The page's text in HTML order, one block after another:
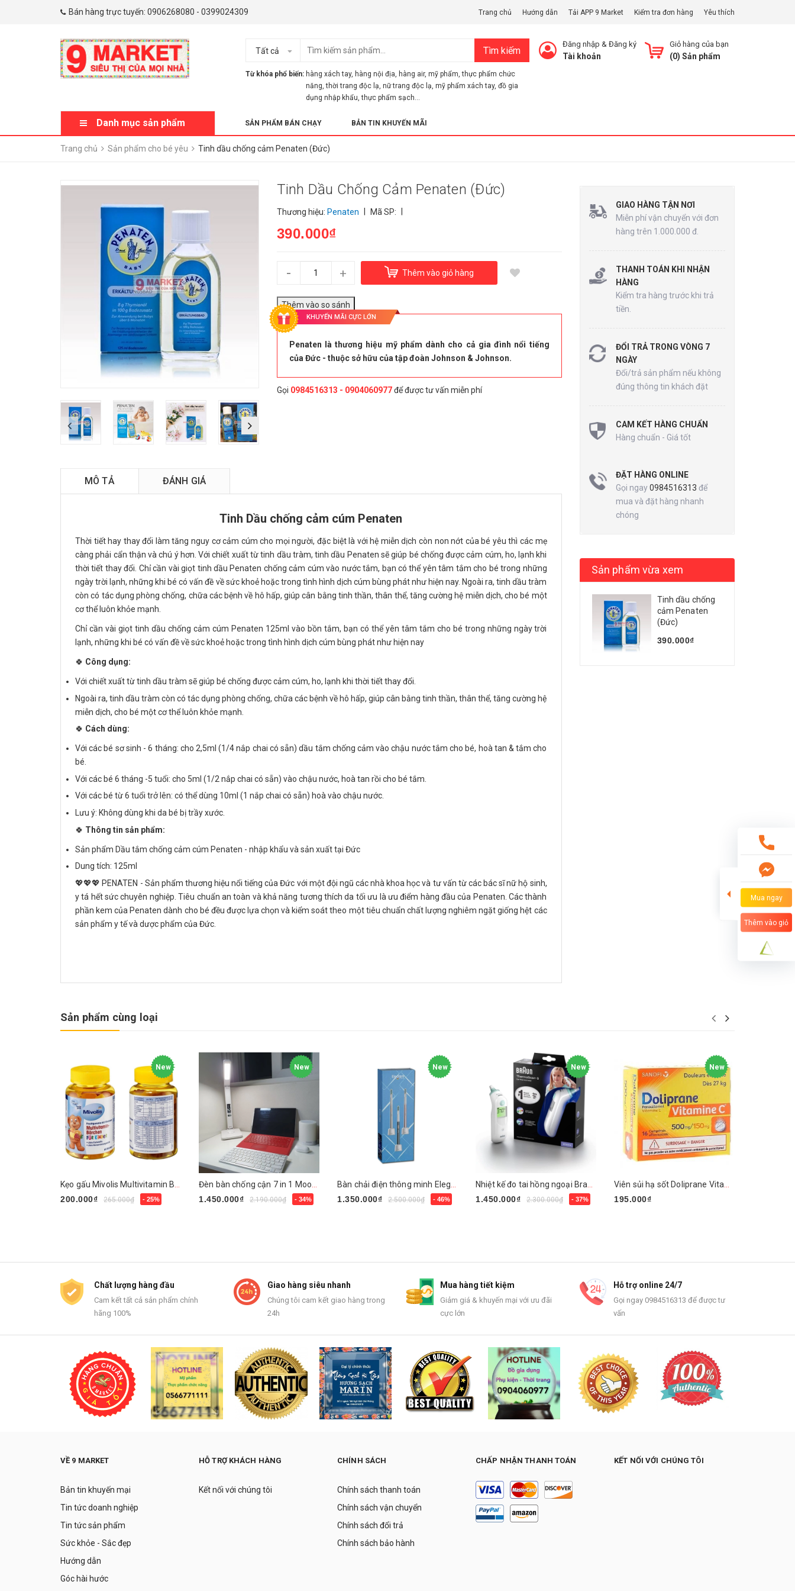
Bán hàng trực tuyến: 0906268080 - 0399024309 Trang chủ Hướng dẫn Tải APP 9 Market Kiểm tra đơn hàng Yêu thích
Tất cả Tìm kiếm
Từ khóa phổ biến: hàng xách tay, hàng nội địa, hàng air, mỹ phẩm,thực phẩm chức
năng,thời trang độc lạ, nữ trang độc lạ, mỹ phẩm xách tay, đồ gia
dụng nhập khẩu,thực phẩm sạch...
Giỏ hàng của bạn
(0) Sản phẩm
Đăng nhập & Đăng ký
Tài khoản
Danh mục sản phẩm SẢN PHẨM BÁN CHẠY BẢN TIN KHUYẾN MÃI
Trang chủ Sản phẩm cho bé yêu Tinh dầu chống cảm Penaten (Đức)
Tinh Dầu Chống Cảm Penaten (Đức)
Thương hiệu: Penaten Mã SP:
390.000₫
- + Thêm vào giỏ hàng
KHUYẾN MÃI CỰC LỚN
Penaten là thương hiệu mỹ phẩm dành cho cả gia đình nổi tiếng
của Đức - thuộc sở hữu của tập đoàn Johnson & Johnson.
Gọi 0984516313 - 0904060977để được tư vấn miễn phí
MÔ TẢ ĐÁNH GIÁ
Tinh Dầu chống cảm cúm Penaten
Thời tiết hay thay đổi làm tăng nguy cơ cảm cúm cho mọi người, đặc biệt là với hệ miễn dịch còn non nớt của bé yêu thì các mẹ
càng phải cẩn thận và chú ý hơn. Với chiết xuất từ tinh dầu tràm, tinh dầu Penaten sẽ giúp bé chống được cảm cúm, ho, lạnh khi
thời tiết thay đổi. Chỉ cần vài giọt tinh dầu Penaten chống cảm cúm vào nước tắm, bạn có thể yên tâm tắm cho bé trong những
ngày trời lạnh, những khi bé có vấn đề về sức khoẻ hoặc trong tình hình dịch cúm bùng phát như hiện nay. Ngoài ra, tinh dầu tràm
còn có tác dụng phòng chống, chữa các bệnh về hô hấp, giúp cân bằng tinh thần, thân thể, tăng cường hệ miễn dịch, cho bé một
cơ thể luôn khỏe mạnh.
Chỉ cần vài giọt tinh dầu chống cảm cúm Penaten 125ml vào bồn tắm, bạn có thể yên tâm tắm cho bé trong những ngày trời
lạnh, những khi bé có vấn đề về sức khoẻ hoặc trong tình hình dịch cúm bùng phát như hiện nay
🍀 Công dụng:
Với chiết xuất từ tinh dầu tràm sẽ giúp bé chống được cảm cúm, ho, lạnh khi thời tiết thay đổi.
Ngoài ra, tinh dầu tràm còn có tác dụng phòng chống, chữa các bệnh về hô hấp, giúp cân bằng tinh thần, thân thể, tăng cường hệ
miễn dịch, cho bé một cơ thể luôn khỏe mạnh.
🍀 Cách dùng:
Với các bé sơ sinh - 6 tháng: cho 2,5ml (1/4 nắp chai có sẵn) dầu tắm chống cảm vào chậu nước tắm cho bé, hoà tan & tắm cho
bé.
Với các bé 6 tháng -5 tuổi: cho 5ml (1/2 nắp chai có sẵn) vào chậu nước, hoà tan rồi cho bé tắm.
Với các bé từ 6 tuổi trở lên: có thể dùng 10ml (1 nắp chai có sẵn) hoà vào chậu nước.
Lưu ý: Không dùng khi da bé bị trầy xước.
🍀 Thông tin sản phẩm:
Sản phẩm Dầu tắm chống cảm cúm Penaten - nhập khẩu và sản xuất tại Đức
Dung tích: 125ml
💖💖💖 PENATEN - Sản phẩm thương hiệu nổi tiếng của Đức với một đội ngũ các nhà khoa học và tư vấn từ các bác sĩ nữ hộ sinh,
y tá hết sức chuyên nghiệp. Tiêu chuẩn an toàn và khả năng tương thích da tối ưu là ưu điểm hàng đầu của Penaten. Các thành
phần kem của Penaten dành cho bé đều được lựa chọn và kiểm soát theo một tiêu chuẩn chất lượng nghiêm ngặt giống hệt các
sản phẩm y tế và dược phẩm của Đức.
GIAO HÀNG TẬN NƠI
Miễn phí vận chuyển với đơn
hàng trên 1.000.000 đ.
THANH TOÁN KHI NHẬN
HÀNG
Kiểm tra hàng trước khi trả
tiền.
ĐỔI TRẢ TRONG VÒNG 7
NGÀY
Đổi/trả sản phẩm nếu không
đúng thông tin khách đặt
CAM KẾT HÀNG CHUẨN
Hàng chuẩn - Giá tốt
ĐẶT HÀNG ONLINE
Gọi ngay0984516313 để
mua và đặt hàng nhanh
chóng
Sản phẩm vừa xem
Tinh dầu chống
cảm Penaten
(Đức)
390.000₫
Sản phẩm cùng loại
New
200.000₫
265.000₫ - 25%
New
1.450.000₫
2.190.000₫ - 34%
New
1.350.000₫
2.500.000₫ - 46%
New
1.450.000₫
2.300.000₫ - 37%
New
195.000₫
Chất lượng hàng đầu
Cam kết tất cả sản phẩm chính
hãng 100%
Giao hàng siêu nhanh
Chúng tôi cam kết giao hàng trong
24h
Mua hàng tiết kiệm
Giảm giá & khuyến mại với ưu đãi
cực lớn
Hỗ trợ online 24/7
Gọi ngay 0984516313 để được tư
vấn
VỀ 9 MARKET
Bản tin khuyến mại
Tin tức doanh nghiệp
Tin tức sản phẩm
Sức khỏe - Sắc đẹp
Hướng dẫn
Góc hài hước
HỖ TRỢ KHÁCH HÀNG
Kết nối với chúng tôi
CHÍNH SÁCH
Chính sách thanh toán
Chính sách vận chuyển
Chính sách đổi trả
Chính sách bảo hành
CHẤP NHẬN THANH TOÁN KẾT NỐI VỚI CHÚNG TÔI
Mua ngay
Thêm vào giỏ
Tinh dầu chống cảm Penaten (Đức)
390.000₫
Title: Tinh dầu chống cảm Penaten 125ml
Đây là giải pháp trải nghiệm phát triển bởi EGANY
Tinh dầu chống cảm Penaten 125ml